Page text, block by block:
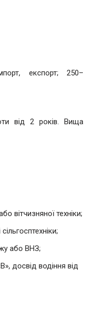
експорт; 250–
від 2 років. Вища
вітчизняної техніки;
або ВНЗ;
досвід водіння від